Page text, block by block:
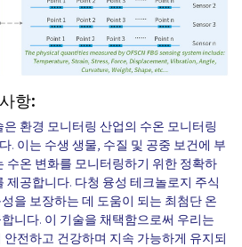
항:
환경 모니터링 산업의 수온 모니터링
. 이는 수생 생물, 수질 및 공중 보건에 부
수온 변화를 모니터링하기 위한 정확하
제공합니다. 다청 융성 테크놀로지 주식
을 보장하는 데 도움이 되는 최첨단 온
니다. 이 기술을 채택함으로써 우리는
전하고 건강하며 지속 가능하게 유지되